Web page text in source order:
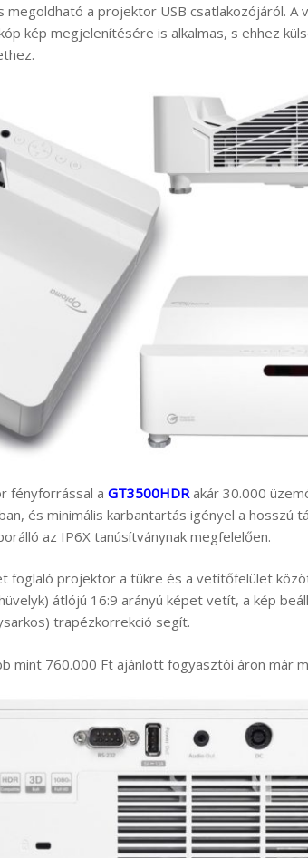
a projektor USB csatlakozójáról. A
kép megjelenítésére is alkalmas, s ehhez
fényforrással a GT3500HDR akár 30.000
és minimális karbantartás igényel a hosszú
az IP6X tanúsítványnak megfelelően.
foglaló projektor a tükre és a vetítőfelület
átlójú 16:9 arányú képet vetít, a kép
trapézkorrekció segít.
mint 760.000 Ft ajánlott fogyasztói áron már